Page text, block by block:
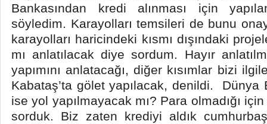
Bankasından kredi alınması için
söyledim. Karayolları temsileri de bunu
karayolları haricindeki kısmı dışındaki
mı anlatılacak diye sordum. Hayır
yapımını anlatacağı, diğer kısımlar bizi
Kabataş’ta gölet yapılacak, denildi. Dünya
ise yol yapılmayacak mı? Para olmadığı
sorduk. Biz zaten krediyi aldık